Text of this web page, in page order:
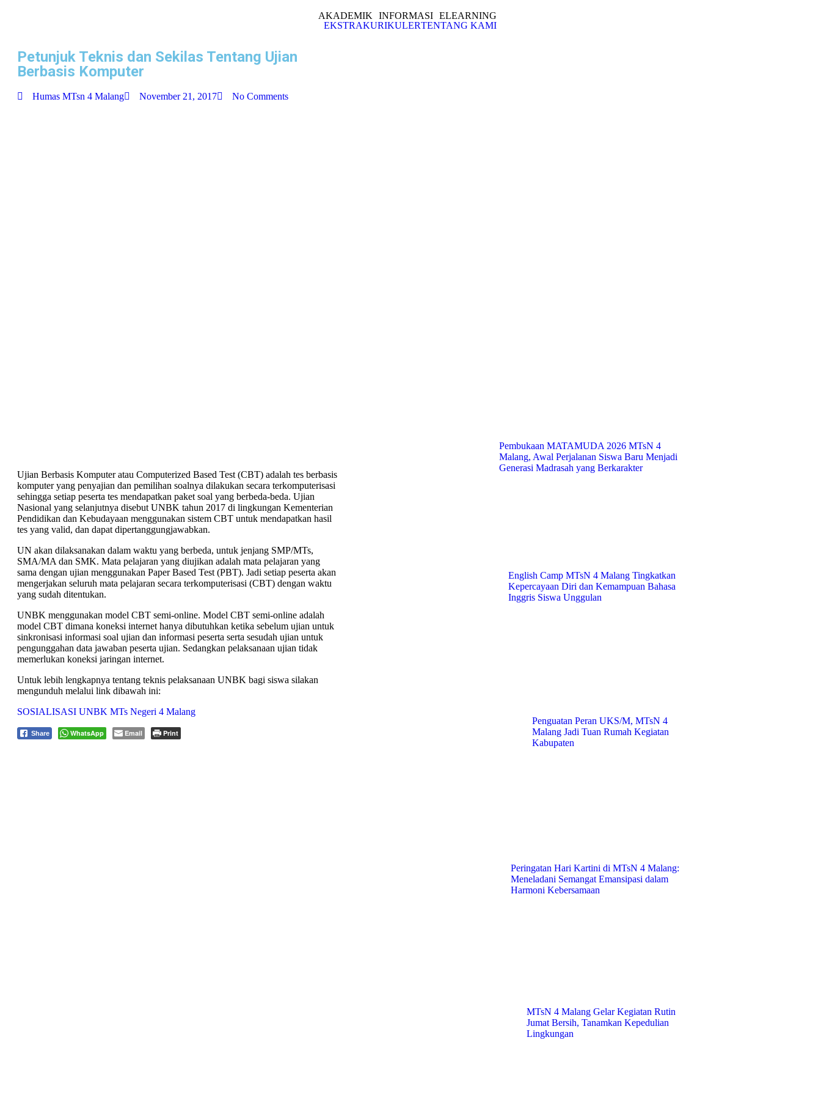
AKADEMIK INFORMASI ELEARNING
EKSTRAKURIKULERTENTANG KAMI
Petunjuk Teknis dan Sekilas Tentang Ujian
Berbasis Komputer
Humas MTsn 4 Malang November 21, 2017 No Comments
Ujian Berbasis Komputer atau Computerized Based Test (CBT) adalah tes berbasis
komputer yang penyajian dan pemilihan soalnya dilakukan secara terkomputerisasi
sehingga setiap peserta tes mendapatkan paket soal yang berbeda-beda. Ujian
Nasional yang selanjutnya disebut UNBK tahun 2017 di lingkungan Kementerian
Pendidikan dan Kebudayaan menggunakan sistem CBT untuk mendapatkan hasil
tes yang valid, dan dapat dipertanggungjawabkan.
UN akan dilaksanakan dalam waktu yang berbeda, untuk jenjang SMP/MTs,
SMA/MA dan SMK. Mata pelajaran yang diujikan adalah mata pelajaran yang
sama dengan ujian menggunakan Paper Based Test (PBT). Jadi setiap peserta akan
mengerjakan seluruh mata pelajaran secara terkomputerisasi (CBT) dengan waktu
yang sudah ditentukan.
UNBK menggunakan model CBT semi-online. Model CBT semi-online adalah
model CBT dimana koneksi internet hanya dibutuhkan ketika sebelum ujian untuk
sinkronisasi informasi soal ujian dan informasi peserta serta sesudah ujian untuk
pengunggahan data jawaban peserta ujian. Sedangkan pelaksanaan ujian tidak
memerlukan koneksi jaringan internet.
Untuk lebih lengkapnya tentang teknis pelaksanaan UNBK bagi siswa silakan
mengunduh melalui link dibawah ini:
SOSIALISASI UNBK MTs Negeri 4 Malang
Share WhatsApp Email Print
Pembukaan MATAMUDA 2026 MTsN 4
Malang, Awal Perjalanan Siswa Baru Menjadi
Generasi Madrasah yang Berkarakter
English Camp MTsN 4 Malang Tingkatkan
Kepercayaan Diri dan Kemampuan Bahasa
Inggris Siswa Unggulan
Penguatan Peran UKS/M, MTsN 4
Malang Jadi Tuan Rumah Kegiatan
Kabupaten
Peringatan Hari Kartini di MTsN 4 Malang:
Meneladani Semangat Emansipasi dalam
Harmoni Kebersamaan
MTsN 4 Malang Gelar Kegiatan Rutin
Jumat Bersih, Tanamkan Kepedulian
Lingkungan